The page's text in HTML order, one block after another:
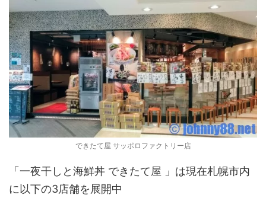
できたて屋 サッポロファクトリー店
「一夜干しと海鮮丼 できたて屋 」は現在札幌市内
に以下の3店舗を展開中